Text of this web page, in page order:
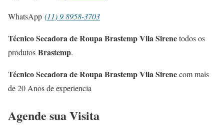
WhatsApp (11) 9 8958-3703
Técnico Secadora de Roupa Brastemp Vila Sirenetodos os
produtos Brastemp.
Técnico Secadora de Roupa Brastemp Vila Sirenecom mais
de 20 Anos de experiencia
Agende sua Visita